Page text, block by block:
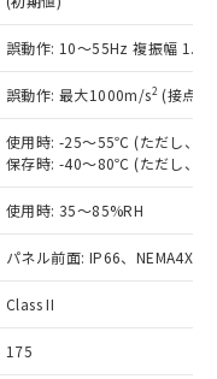
誤動作: 10～55Hz 複振幅
誤動作: 最大1000m/s2 (接点
使用時: -25～55℃ (ただし、氷
保存時: -40～80℃ (ただし、氷
使用時: 35～85%RH
パネル前面: IP66、NEMA4X,
Class II
175
準価格はお客
客様担当のオ
や当社販売拠
」をご確認
結果を当社の
漏洩または開
す。
スト作成サー
は、I-Web
ている必要が
エチルヘキシ
、フタル酸ブチ
タル酸ジブチル
イソブチル
御機器に対する
は閾値を超える意
す。
より、予定
フェニルエーテ
DIBP(フタル酸ジ
)) : 1000ppm
すべてが基
。
いて有害物
刻な影響を
部門へお問
る場合は、完
に輸出されな
ます。
器、ミサイ
またはその他
装置等に一切
者に販売する
3の内容を当
また当社は、
る関係者が違
場合は、取
り
が在庫あり
取引先、ま
ムロン制御
売員にご確
在庫状況の
い機種